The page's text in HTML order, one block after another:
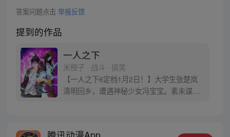
答案问题点击 举报反馈
提到的作品
一人之下
米橙子 · 战斗 · 搞笑
【一人之下6定档1月2日！】大学生张楚岚
清明回乡，遭遇神秘少女冯宝宝。素未谋面